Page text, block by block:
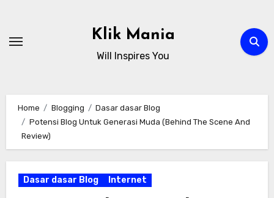
content
Klik Mania
Will Inspires You
Home Blogging
Dasar dasar Blog
Potensi Blog Untuk Generasi Muda (Behind The Scene And
Review)
Dasar dasar Blog Internet